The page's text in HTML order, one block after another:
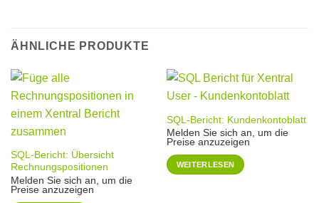
ÄHNLICHE PRODUKTE
SQL-Bericht: Übersicht
Rechnungspositionen
Melden Sie sich an, um die
Preise anzuzeigen
SQL-Bericht: Kundenkontoblatt
Melden Sie sich an, um die
Preise anzuzeigen
WEITERLESEN